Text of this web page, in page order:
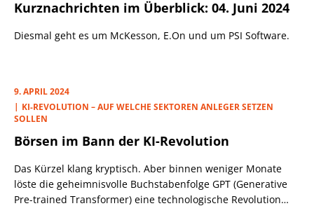
Kurznachrichten im Überblick: 04. Juni 2024
Diesmal geht es um McKesson, E.On und um PSI Software.
9. APRIL 2024
KI-REVOLUTION – AUF WELCHE SEKTOREN ANLEGER SETZEN
SOLLEN
Börsen im Bann der KI-Revolution
Das Kürzel klang kryptisch. Aber binnen weniger Monate
löste die geheimnisvolle Buchstabenfolge GPT (Generative
Pre-trained Transformer) eine technologische Revolution